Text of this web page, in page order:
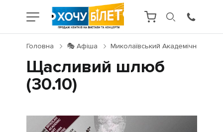
Головна 🎭 Афіша Миколаївський Академічний
Щасливий шлюб
(30.10)